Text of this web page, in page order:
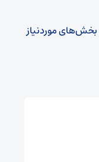
بخش‌های موردنیاز